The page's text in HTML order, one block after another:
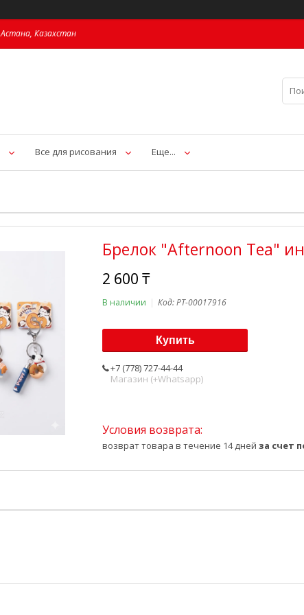
Астана, Казахстан
Все для рисования Еще...
Брелок "Afternoon Tea"
2 600 ₸
В наличии Код:PT-00017916
Купить
+7 (778) 727-44-44
Магазин (+Whatsapp)
возврат товара в течение 14 дней за счет